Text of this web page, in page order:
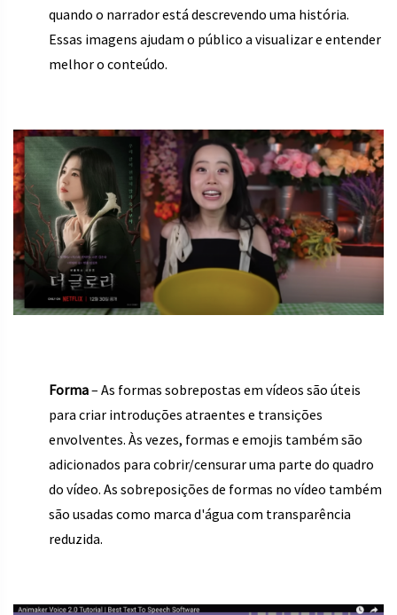
quando o narrador está descrevendo uma história.
Essas imagens ajudam o público a visualizar e entender
melhor o conteúdo.
Forma– As formas sobrepostas em vídeos são úteis
para criar introduções atraentes e transições
envolventes. Às vezes, formas e emojis também são
adicionados para cobrir/censurar uma parte do quadro
do vídeo. As sobreposições de formas no vídeo também
são usadas como marca d'água com transparência
reduzida.